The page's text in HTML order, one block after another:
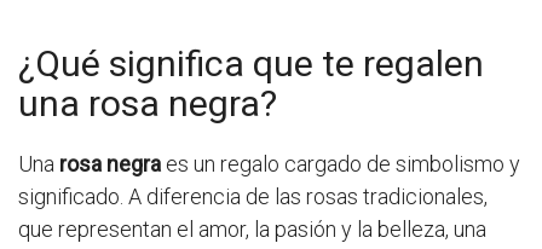
¿Qué significa que te regalen
una rosa negra?
Una rosa negra es un regalo cargado de simbolismo y
significado. A diferencia de las rosas tradicionales,
que representan el amor, la pasión y la belleza, una